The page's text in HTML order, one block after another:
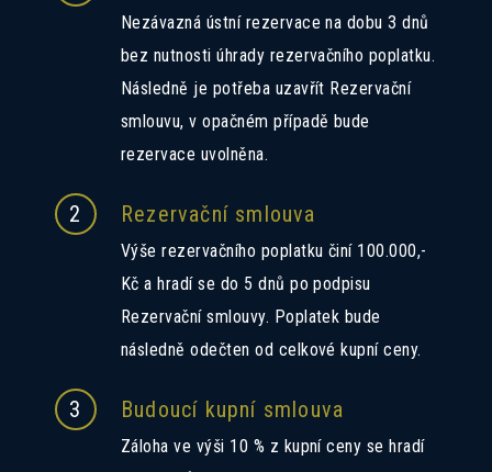
Nezávazná ústní rezervace na dobu 3 dnů
bez nutnosti úhrady rezervačního poplatku.
Následně je potřeba uzavřít Rezervační
smlouvu, v opačném případě bude
rezervace uvolněna.
2 Rezervační smlouva
Výše rezervačního poplatku činí 100.000,-
Kč a hradí se do 5 dnů po podpisu
Rezervační smlouvy. Poplatek bude
následně odečten od celkové kupní ceny.
3 Budoucí kupní smlouva
Záloha ve výši 10 % z kupní ceny se hradí